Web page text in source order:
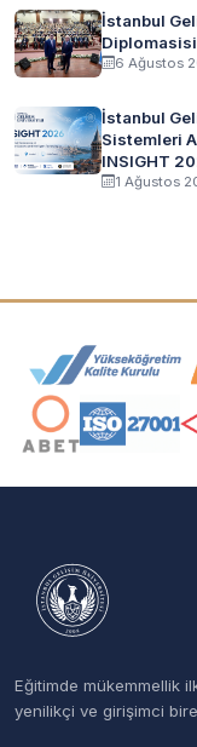
İstanbul
Diplomasisi
6 Ağustos
İstanbul
Sistemleri
INSIGHT
1 Ağustos
Eğitimde mükemmellik
yenilikçi ve girişimci